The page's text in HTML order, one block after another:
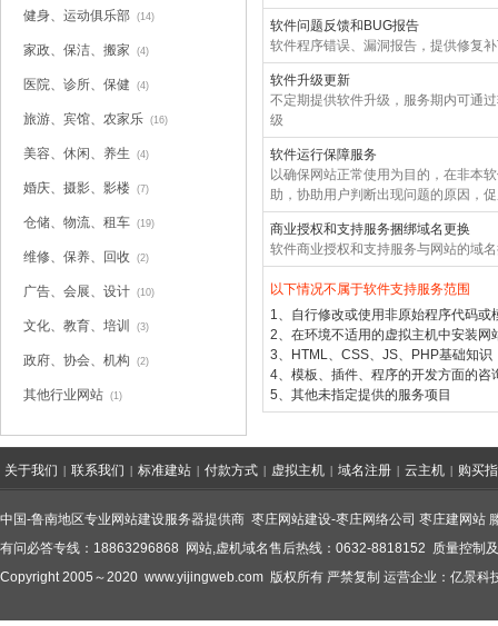
健身、运动俱乐部 (14)
家政、保洁、搬家 (4)
医院、诊所、保健 (4)
旅游、宾馆、农家乐 (16)
美容、休闲、养生 (4)
婚庆、摄影、影楼 (7)
仓储、物流、租车 (19)
维修、保养、回收 (2)
广告、会展、设计 (10)
文化、教育、培训 (3)
政府、协会、机构 (2)
其他行业网站 (1)
软件问题反馈和BUG报告
软件程序错误、漏洞报告，提供修复
软件升级更新
不定期提供软件升级，服务期内可通
级
软件运行保障服务
以确保网站正常使用为目的，在非本
助，协助用户判断出现问题的原因，
商业授权和支持服务捆绑域名更换
软件商业授权和支持服务与网站的域
以下情况不属于软件支持服务范围
1、自行修改或使用非原始程序代码或
2、在环境不适用的虚拟主机中安装网
3、HTML、CSS、JS、PHP基础知识
4、模板、插件、程序的开发方面的咨
5、其他未指定提供的服务项目
中国-鲁南地区专业网站建设服务器提供商 枣庄网站建设-枣庄网络公司 枣庄建网站
有问必答专线：18863296868 网站,虚机域名售后热线：0632-8818152 质量控制
Copyright 2005～2020 www.yijingweb.com 版权所有 严禁复制 运营企业：亿景科
关于我们 | 联系我们 | 标准建站 | 付款方式 | 虚拟主机 | 域名注册 | 云主机 | 购买